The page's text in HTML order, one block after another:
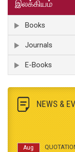
இலக்கியம்
Books
Journals
E-Books
NEWS &
Aug